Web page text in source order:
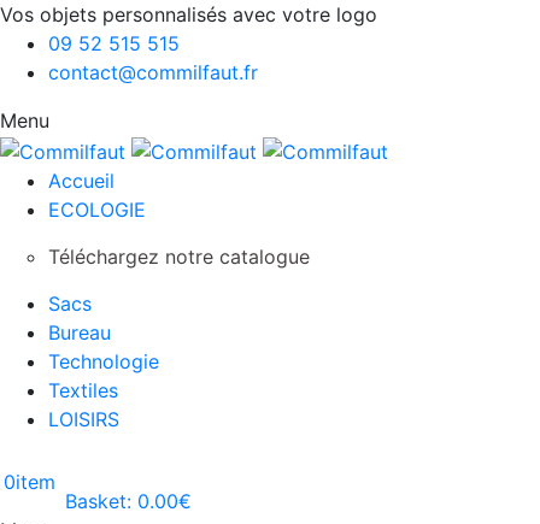
Vos objets personnalisés avec votre logo
09 52 515 515
contact@commilfaut.fr
Menu
Accueil
ECOLOGIE
Téléchargez notre catalogue
Sacs
Bureau
Technologie
Textiles
LOISIRS
0item
Basket: 0.00€